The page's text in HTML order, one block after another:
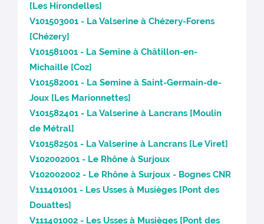
[Les Hirondelles]
V101503001 - La Valserine à Chézery-Forens
[Chézery]
V101581001 - La Semine à Châtillon-en-
Michaille [Coz]
V101582001 - La Semine à Saint-Germain-de-
Joux [Les Marionnettes]
V101582401 - La Valserine à Lancrans [Moulin
de Métral]
V101582501 - La Valserine à Lancrans [Le Viret]
V102002001 - Le Rhône à Surjoux
V102002002 - Le Rhône à Surjoux - Bognes CNR
V111401001 - Les Usses à Musièges [Pont des
Douattes]
V111401002 - Les Usses à Musièges [Pont des